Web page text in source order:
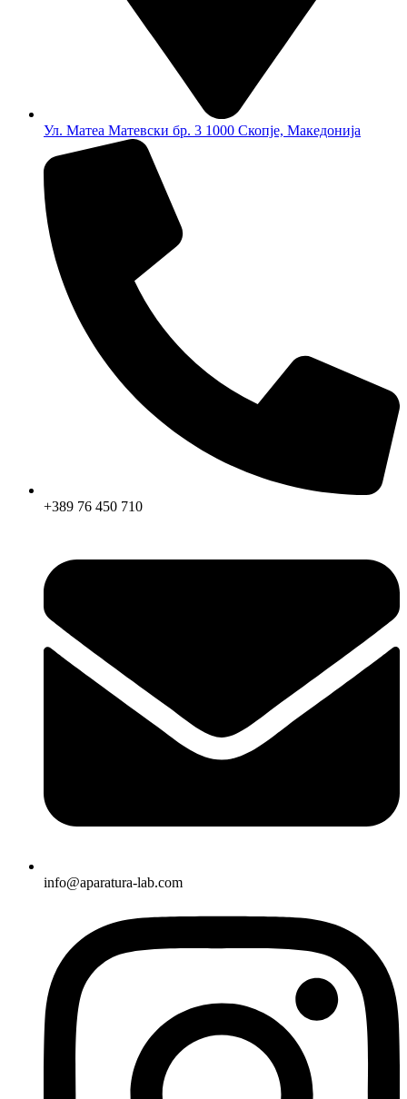
Ул. Матеа Матевски бр. 3 1000 Скопје, Македонија
+389 76 450 710
info@aparatura-lab.com